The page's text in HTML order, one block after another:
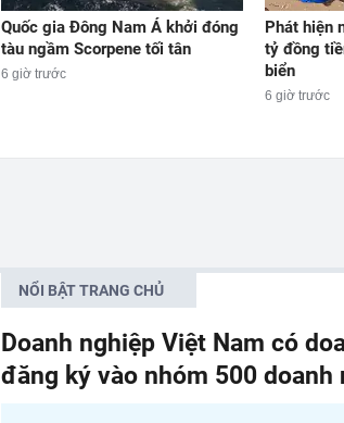
Quốc gia Đông Nam Á khởi đóng
tàu ngầm Scorpene tối tân
6 giờ trước
Phát hiện
tỷ đồng
biển
6 giờ trước
NỔI BẬT TRANG CHỦ
Doanh nghiệp Việt Nam có
đăng ký vào nhóm 500